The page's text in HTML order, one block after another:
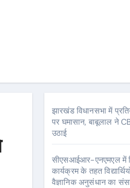
झारखंड विधानसभा में
पर घमासान, बाबूलाल ने
उठाई
सीएसआईआर-एनएमएल में
कार्यक्रम के तहत
वैज्ञानिक अनुसंधान का